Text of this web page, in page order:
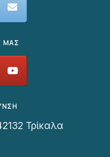
ΜΑΣ
Τρίκαλα